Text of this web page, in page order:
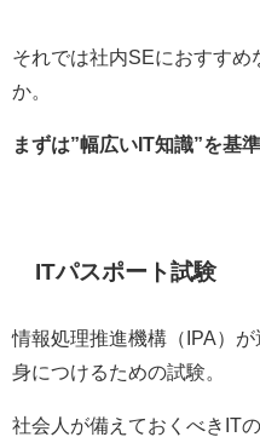
それでは社内SEにおすすめ
か。
まずは”幅広いIT知識”を基
ITパスポート試験
情報処理推進機構（IPA）
身につけるための試験。
社会人が備えておくべきIT